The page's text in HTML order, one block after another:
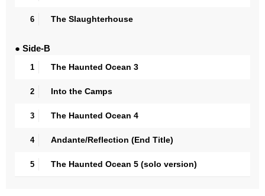
6 The Slaughterhouse
● Side-B
1 The Haunted Ocean 3
2 Into the Camps
3 The Haunted Ocean 4
4 Andante/Reflection (End Title)
5 The Haunted Ocean 5 (solo version)